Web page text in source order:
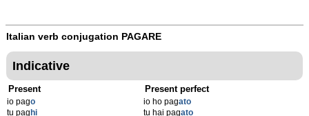
Italian verb conjugation PAGARE
Indicative
Present
io pago
tu pag hi
Present perfect
io ho pagato
tu hai pagato